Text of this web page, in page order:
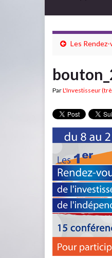
Les
ParL'Investisseur